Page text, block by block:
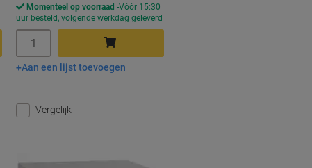
Momenteel op voorraad Vóór 15:30
uur besteld, volgende werkdag geleverd
In winkelwagen
Aan een lijst toevoegen
Vergelijk